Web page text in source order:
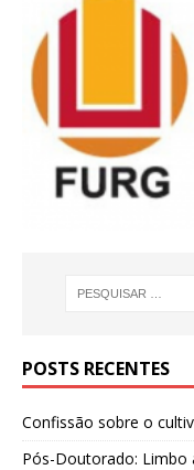
POSTS RECENTES
Confissão sobre o
Pós-Doutorado: